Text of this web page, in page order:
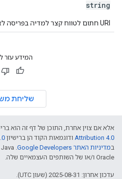
string
URI חתום לטווח קצר למדיה בפריסה לאורך.
המידע עזר
שליחת
אלא אם צוין אחרת, התוכן של דף זה הוא
Attribution 4.0 ודוגמאות הקוד הן ברישיון
במדיניות האתר Google Developers‏
Oracle ו/או של השותפים העצמאיים שלה.
עדכון אחרון: 2025-08-31 (שעון UTC).